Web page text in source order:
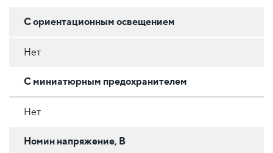
С ориентационным освещением
Нет
С миниатюрным предохранителем
Нет
Номин напряжение, В